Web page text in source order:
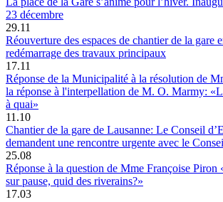
23 décembre
29.11
Réouverture des espaces de chantier de la gare
redémarrage des travaux principaux
17.11
Réponse de la Municipalité à la résolution de
la réponse à l'interpellation de M. O. Marmy:
à quai»
11.10
Chantier de la gare de Lausanne: Le Conseil
demandent une rencontre urgente avec le
25.08
Réponse à la question de Mme Françoise Piron
sur pause, quid des riverains?»
17.03